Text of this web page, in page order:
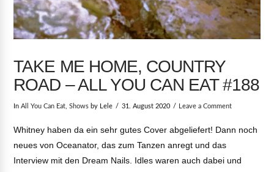
TAKE ME HOME, COUNTRY
ROAD – ALL YOU CAN EAT #188
InAll You Can Eat ,Shows by Lele 31. August 2020 Leave a Comment
Whitney haben da ein sehr gutes Cover abgeliefert! Dann noch
neues von Oceanator, das zum Tanzen anregt und das
Interview mit den Dream Nails. Idles waren auch dabei und